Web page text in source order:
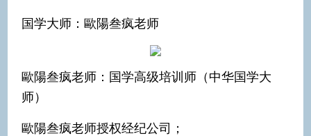
国学大师：歐陽叁疯老师
歐陽叁疯老师：国学高级培训师（中华国学大
师）
歐陽叁疯老师授权经纪公司；